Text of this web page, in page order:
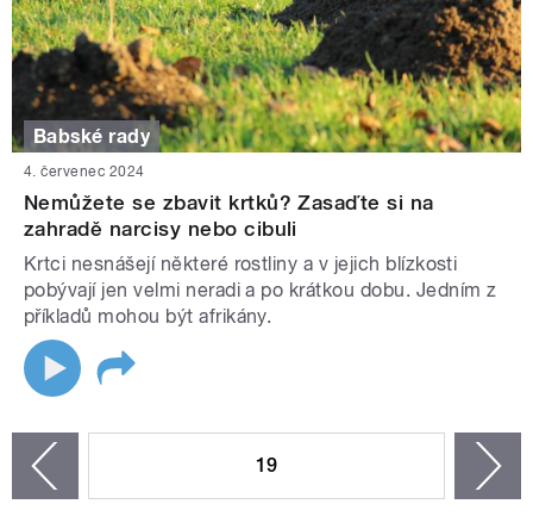
Babské rady
4. červenec 2024
Nemůžete se zbavit krtků? Zasaďte si na
zahradě narcisy nebo cibuli
Krtci nesnášejí některé rostliny a v jejich blízkosti
pobývají jen velmi neradi a po krátkou dobu. Jedním z
příkladů mohou být afrikány.
19